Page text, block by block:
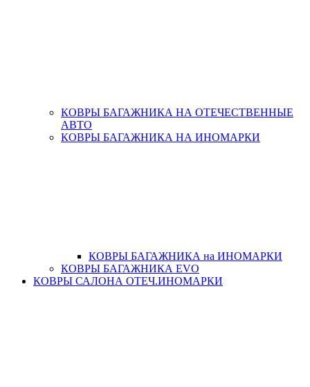
КОВРЫ БАГАЖНИКА НА ОТЕЧЕСТВЕННЫЕ
АВТО
КОВРЫ БАГАЖНИКА НА ИНОМАРКИ
КОВРЫ БАГАЖНИКА на ИНОМАРКИ
КОВРЫ БАГАЖНИКА EVO
КОВРЫ САЛОНА ОТЕЧ.ИНОМАРКИ